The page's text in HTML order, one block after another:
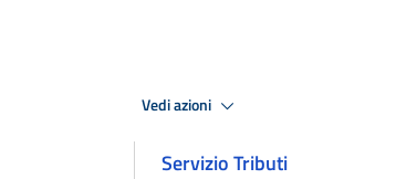
Vedi azioni
Servizio Tributi